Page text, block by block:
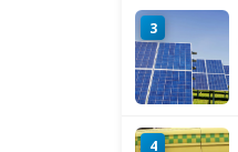
3
4